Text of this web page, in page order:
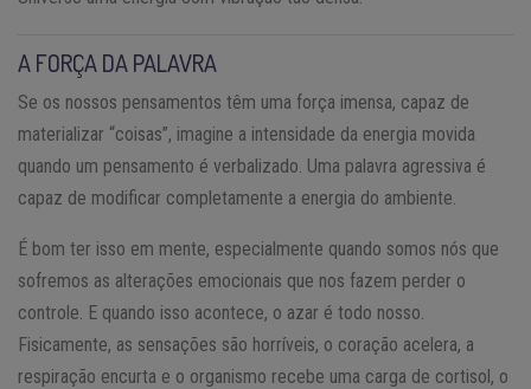
A FORÇA DA PALAVRA
Se os nossos pensamentos têm uma força imensa, capaz de
materializar “coisas”, imagine a intensidade da energia movida
quando um pensamento é verbalizado. Uma palavra agressiva é
capaz de modificar completamente a energia do ambiente.
É bom ter isso em mente, especialmente quando somos nós que
sofremos as alterações emocionais que nos fazem perder o
controle. E quando isso acontece, o azar é todo nosso.
Fisicamente, as sensações são horríveis, o coração acelera, a
respiração encurta e o organismo recebe uma carga de cortisol, o